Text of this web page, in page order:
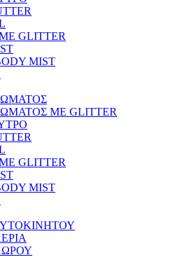
GLITTER
MIST
ΜΕ GLITTER
GLITTER
MIST